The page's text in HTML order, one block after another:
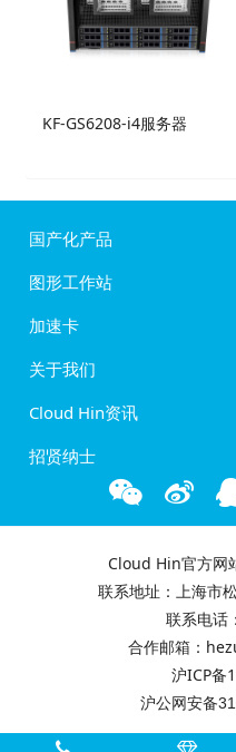
KF-GS6208-i4服务器
国产化产品
图形工作站
加速卡
关于我们
Cloud Hin资讯
招贤纳士
Cloud Hin官方网
联系地址：上海市
联系电话
合作邮箱：
沪ICP备
沪公网安备